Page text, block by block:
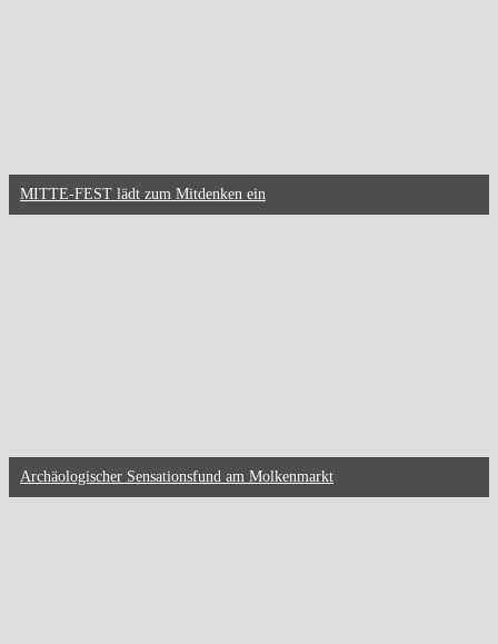
MITTE-FEST lädt zum Mitdenken ein
Archäologischer Sensationsfund am Molkenmarkt